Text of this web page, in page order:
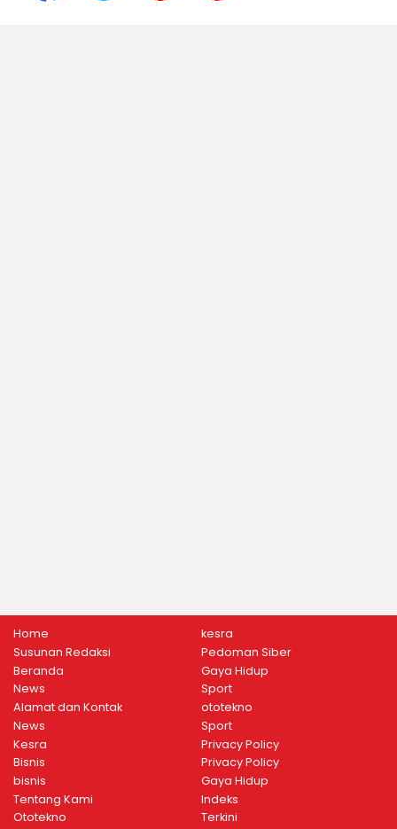
Home
Susunan Redaksi
Beranda
News
Alamat dan Kontak
News
Kesra
Bisnis
bisnis
Tentang Kami
Ototekno
kesra
Pedoman Siber
Gaya Hidup
Sport
ototekno
Sport
Privacy Policy
Privacy Policy
Gaya Hidup
Indeks
Terkini